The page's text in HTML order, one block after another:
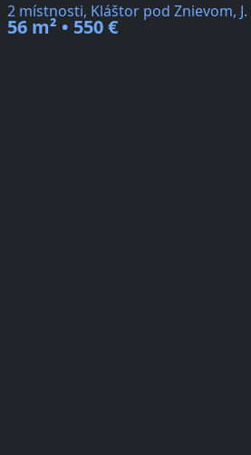
2 místnosti, Kláštor pod Znievom, J.
56 m² • 550 €